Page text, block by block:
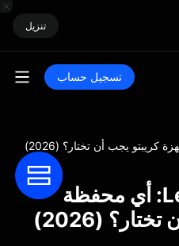
تنزيل
تسجيل حساب
Ledger vs. Trezor: أي محفظة
(2026)